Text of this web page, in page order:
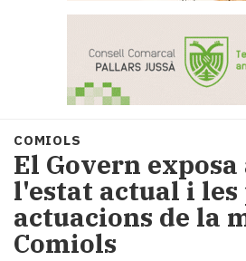
Portada
Societat
Política
i
municipis
Economia
i
COMIOLS
El Govern
l'estat actual i
actuacions de la
Comiols